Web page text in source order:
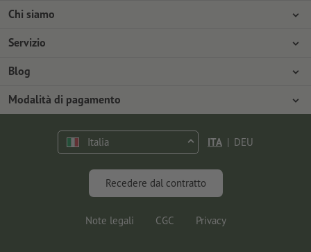
Chi siamo
Azienda
Tutela ambientale
Servizio
Modalità di pagamento
Spedizione
Programma Premium
Blog
Tutorial Photoshop
Marketing & Insights
Modalità di pagamento
Italia ITA | DEU
Recedere dal contratto
Note legali CGC Privacy